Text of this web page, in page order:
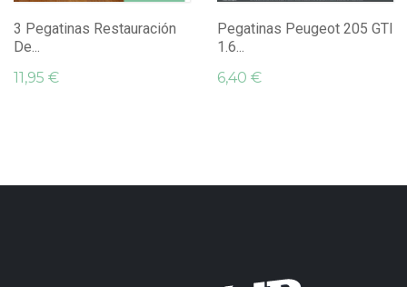
3 Pegatinas Restauración
De...
11,95 €
Pegatinas Peugeot 205 GTI
1.6...
6,40 €